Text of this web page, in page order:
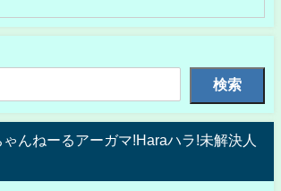
検索
んねーるアーガマ!Haraハラ!未解決人